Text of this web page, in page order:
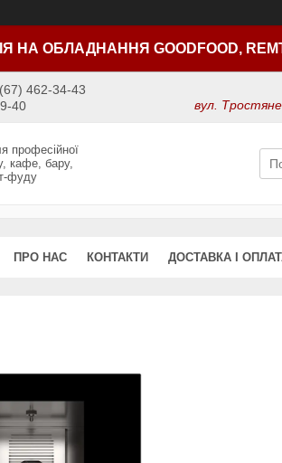
НА ОБЛАДНАННЯ GOODFOOD,
462-34-43
40
вул.
професійної
кафе, бару,
фуду
ПРО НАС КОНТАКТИ ДОСТАВКА І